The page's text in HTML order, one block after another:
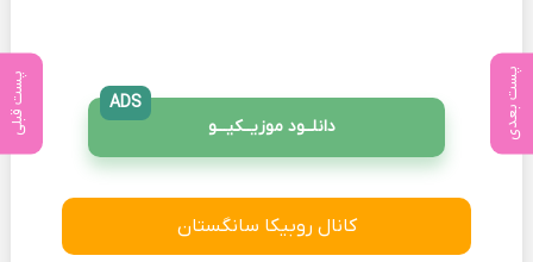
پست بعدی پست قبلی دانلــود موزیــکیـــو
ADS
کانال روبیکا سانگستان